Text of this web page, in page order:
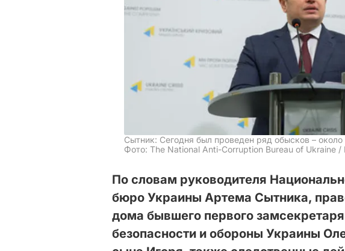
Сытник: Сегодня был проведен ряд обысков – около
Фото: The National Anti-Corruption Bureau of Ukraine /
По словам руководителя
бюро Украины Артема Сытника,
дома бывшего первого
безопасности и обороны Украины